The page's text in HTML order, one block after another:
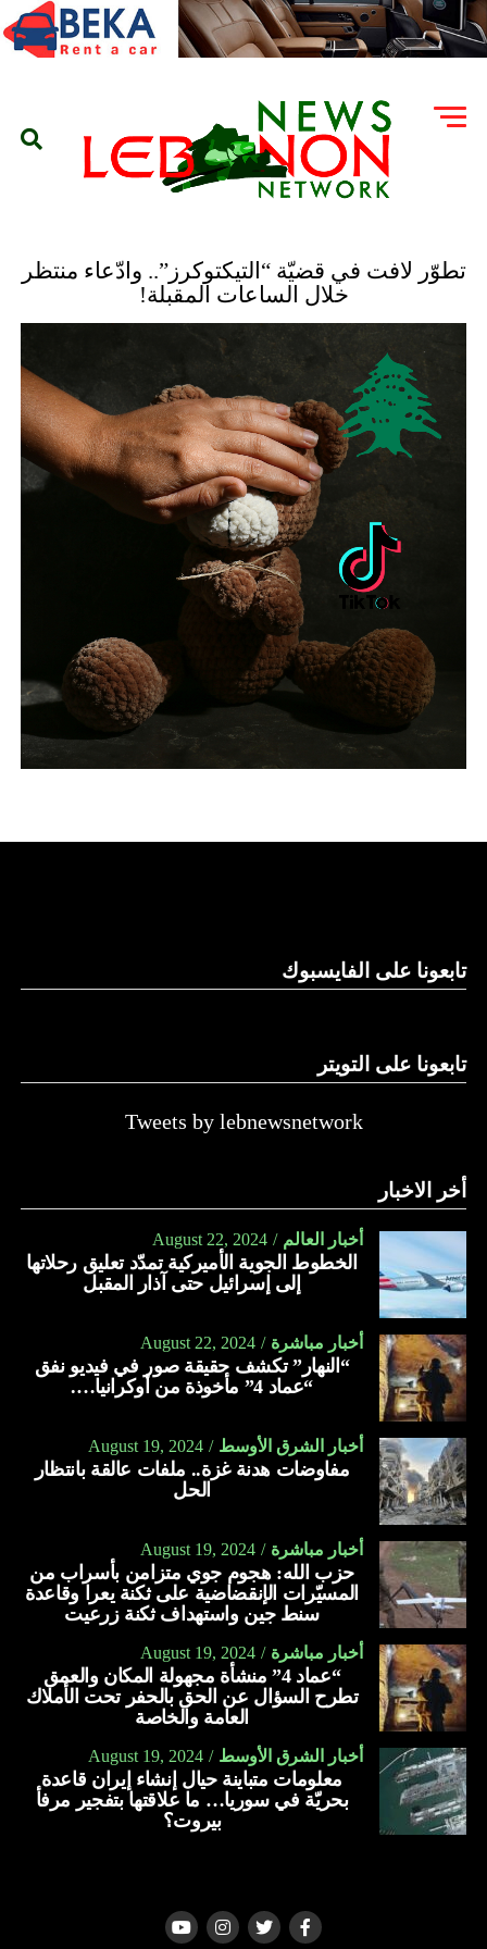
تطوّر لافت في قضيّة “التيكتوكرز”.. وادّعاء منتظر
خلال الساعات المقبلة!
تابعونا على الفايسبوك
تابعونا على التويتر
Tweets by lebnewsnetwork
أخر الاخبار
أخبار العالم August 22, 2024
الخطوط الجوية الأميركية تمدّد تعليق رحلاتها
إلى إسرائيل حتى آذار المقبل
أخبار مباشرة August 22, 2024
“النهار” تكشف حقيقة صور في فيديو نفق
“عماد 4” مأخوذة من أوكرانيا….
أخبار الشرق الأوسط August 19, 2024
مفاوضات هدنة غزة.. ملفات عالقة بانتظار
الحل
أخبار مباشرة August 19, 2024
حزب الله: هجوم جوي متزامن بأسراب من
المسيّرات الإنقضاضية على ثكنة يعرا وقاعدة
سنط جين واستهداف ثكنة زرعيت
أخبار مباشرة August 19, 2024
“عماد 4” منشأة مجهولة المكان والعمق
تطرح السؤال عن الحق بالحفر تحت الأملاك
العامة والخاصة
أخبار الشرق الأوسط August 19, 2024
معلومات متباينة حيال إنشاء إيران قاعدة
بحريّة في سوريا… ما علاقتها بتفجير مرفأ
بيروت؟